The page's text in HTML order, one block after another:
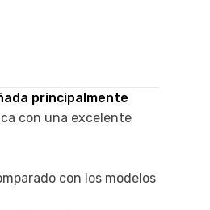
principalmente
con una excelente
con los modelos